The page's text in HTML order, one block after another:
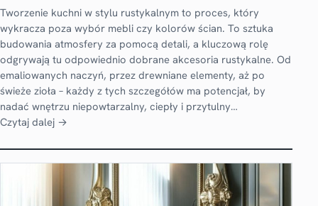
Tworzenie kuchni w stylu rustykalnym to proces, który
wykracza poza wybór mebli czy kolorów ścian. To sztuka
budowania atmosfery za pomocą detali, a kluczową rolę
odgrywają tu odpowiednio dobrane akcesoria rustykalne. Od
emaliowanych naczyń, przez drewniane elementy, aż po
świeże zioła – każdy z tych szczegółów ma potencjał, by
nadać wnętrzu niepowtarzalny, ciepły i przytulny…
Czytaj dalej →